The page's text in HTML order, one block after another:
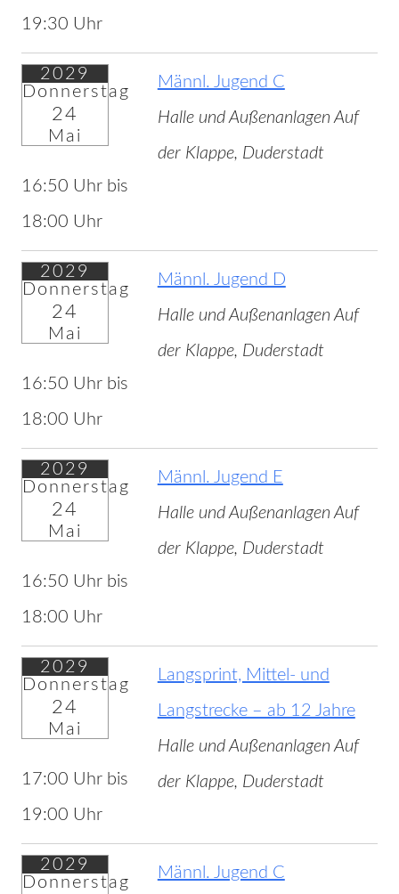
19:30 Uhr
2029
Donnerstag
24
Mai
16:50 Uhr bis
18:00 Uhr
Männl. Jugend C
Halle und Außenanlagen Auf
der Klappe, Duderstadt
2029
Donnerstag
24
Mai
16:50 Uhr bis
18:00 Uhr
Männl. Jugend D
Halle und Außenanlagen Auf
der Klappe, Duderstadt
2029
Donnerstag
24
Mai
16:50 Uhr bis
18:00 Uhr
Männl. Jugend E
Halle und Außenanlagen Auf
der Klappe, Duderstadt
2029
Donnerstag
24
Mai
17:00 Uhr bis
19:00 Uhr
Langsprint, Mittel- und
Langstrecke – ab 12 Jahre
Halle und Außenanlagen Auf
der Klappe, Duderstadt
2029
Donnerstag
Männl. Jugend C